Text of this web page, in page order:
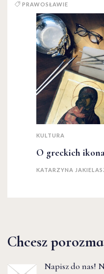
PRAWOSŁAWIE
KULTURA
O greckich
KATARZYNA
Chcesz
Napisz do nas!